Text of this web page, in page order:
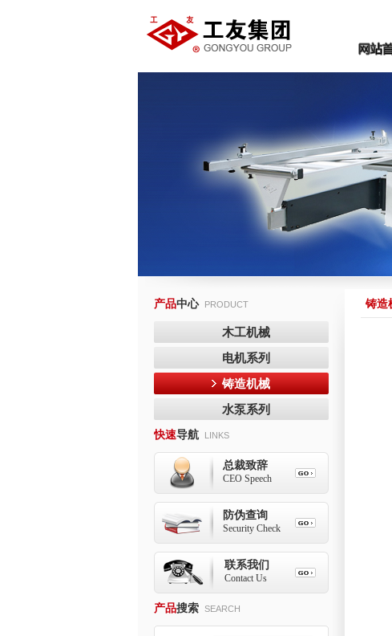
产品中心 PRODUCT
木工机械
电机系列
铸造机械
水泵系列
快速导航 LINKS
总裁致辞
CEO Speech
防伪查询
Security Check
联系我们
Contact Us
产品搜索 SEARCH
铸造